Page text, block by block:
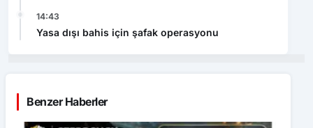
14:43
Yasa dışı bahis için şafak operasyonu
Benzer Haberler